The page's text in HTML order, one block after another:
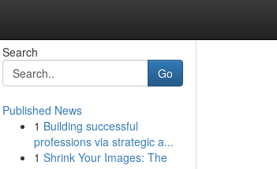
Search
Go
Published News
1 Building successful
professions via strategic a...
1 Shrink Your Images: The